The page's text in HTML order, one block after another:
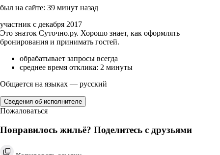
был на сайте: 39 минут назад
участник с декабря 2017
Это знаток Суточно.ру. Хорошо знает, как оформлять
бронирования и принимать гостей.
обрабатывает запросы всегда
среднее время отклика: 2 минуты
Общается на языках — русский
Сведения об исполнителе
Пожаловаться
Понравилось жильё? Поделитесь с друзьями